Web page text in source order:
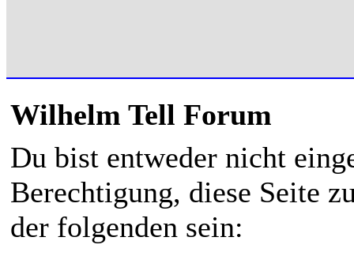
Wilhelm Tell Forum
Du bist entweder nicht
Berechtigung, diese Seite
der folgenden sein: